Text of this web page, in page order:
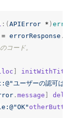
:( APIError * )
= errorResponse .
コード。
@"ユーザーの認可は
. message
@"OK"